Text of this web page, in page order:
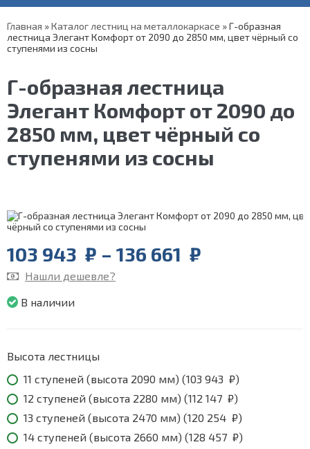
Главная »Каталог лестниц на металлокаркасе »Г-образная
лестница Элегант Комфорт от 2090 до 2850 мм, цвет чёрный со
ступенями из сосны
Г-образная лестница
Элегант Комфорт от 2090 до
2850 мм, цвет чёрный со
ступенями из сосны
103 943 ₽ – 136 661 ₽
₽
Нашли дешевле?
В наличии
Высота лестницы
11 ступеней (высота 2090 мм) (103 943 ₽)
12 ступеней (высота 2280 мм) (112 147 ₽)
13 ступеней (высота 2470 мм) (120 254 ₽)
14 ступеней (высота 2660 мм) (128 457 ₽)